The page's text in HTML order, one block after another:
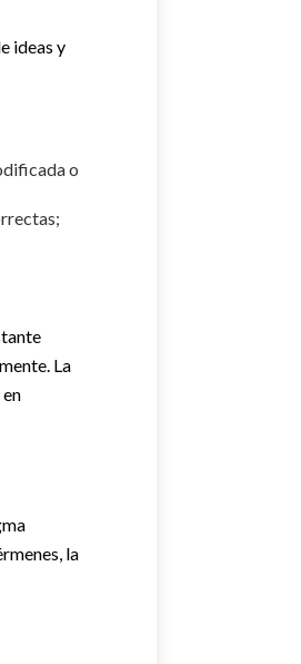
ideas y
o
La
la